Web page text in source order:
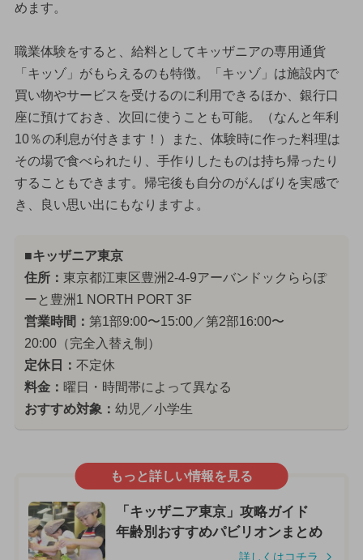
めます。
職業体験をすると、給料としてキッザニアの専用通貨
「キッゾ」がもらえるのも特徴。「キッゾ」は施設内で
買い物やサービスを受けるのに利用できるほか、銀行口
座に預けておき、次回に使うことも可能。（なんと年利
10％の利息が付きます！）また、体験時に作った料理は
その場で食べられたり、手作りしたものは持ち帰ったり
することもできます。帰宅後も自分のがんばりを実感で
き、良い思い出にもなりますよ。
■キッザニア東京
住所： 東京都江東区豊洲2-4-9アーバンドックららぽ
ーと豊洲1 NORTH PORT 3F
営業時間： 第1部9:00〜15:00／第2部16:00〜
20:00（完全入替え制）
定休日： 不定休
料金： 曜日・時間帯によって異なる
おすすめ対象： 幼児／小学生
もっと詳しい情報を見る
「キッザニア東京」攻略ガイド
年齢別おすすめパビリオンまとめ
詳しくはコチラ